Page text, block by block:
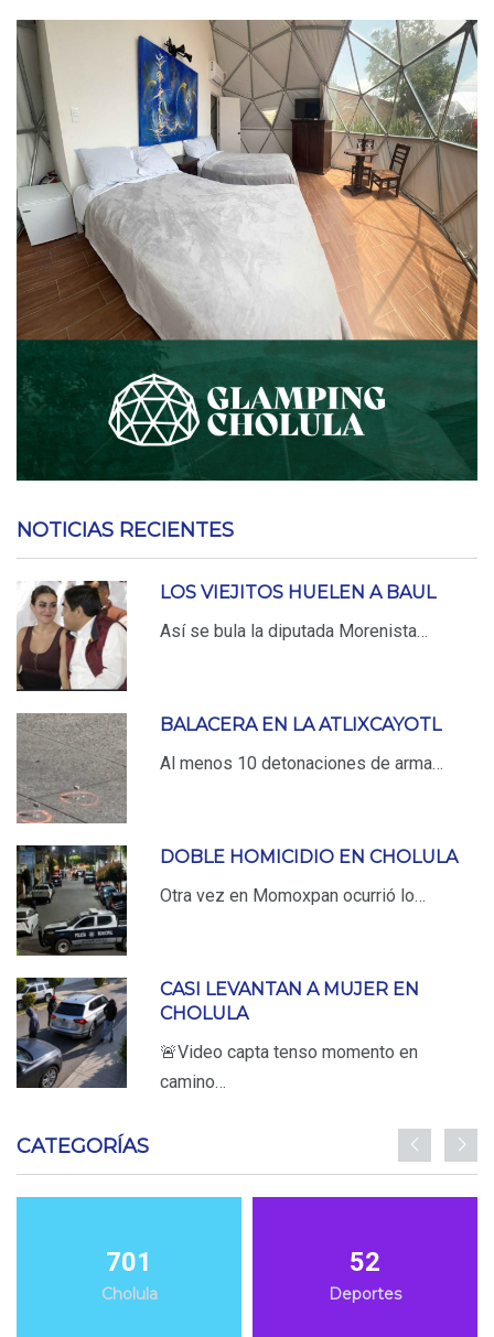
NOTICIAS RECIENTES
LOS VIEJITOS HUELEN A BAUL
Así se bula la diputada Morenista…
BALACERA EN LA ATLIXCAYOTL
Al menos 10 detonaciones de arma…
DOBLE HOMICIDIO EN CHOLULA
Otra vez en Momoxpan ocurrió lo…
CASI LEVANTAN A MUJER EN
CHOLULA
🚨Video capta tenso momento en
camino…
CATEGORÍAS
701
Cholula
52
Deportes